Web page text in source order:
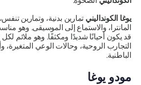
يوغا الكوندالينيتمارين بدنية، وتمارين تنفس،
المانترا، والاستماع إلى الموسيقى. وهو
قد يكون أحيانًا شديدًا ومكثفًا. وهو ملائم
التجارب الروحية، وحالات الوعي المتغيرة،
الباطنية.
مودو يوغا